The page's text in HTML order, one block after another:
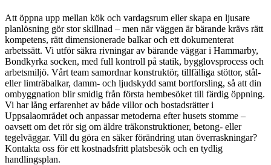
Att öppna upp mellan kök och vardagsrum eller skapa en ljusare
planlösning gör stor skillnad – men när väggen är bärande krävs rätt
kompetens, rätt dimensionerade balkar och ett dokumenterat
arbetssätt. Vi utför säkra rivningar av bärande väggar i Hammarby,
Bondkyrka socken, med full kontroll på statik, bygglovsprocess och
arbetsmiljö. Vårt team samordnar konstruktör, tillfälliga stöttor, stål-
eller limträbalkar, damm- och ljudskydd samt bortforsling, så att din
ombyggnation blir smidig från första hembesöket till färdig öppning.
Vi har lång erfarenhet av både villor och bostadsrätter i
Uppsalaområdet och anpassar metoderna efter husets stomme –
oavsett om det rör sig om äldre träkonstruktioner, betong- eller
tegelväggar. Vill du göra en säker förändring utan överraskningar?
Kontakta oss för ett kostnadsfritt platsbesök och en tydlig
handlingsplan.